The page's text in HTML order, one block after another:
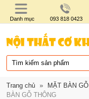
Danh mục 093 818 0423
Trang chủ » MẶT BÀN GỖ
BÀN GỖ THÔNG